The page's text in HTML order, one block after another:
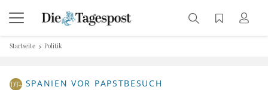
Startseite Politik
SPANIEN VOR PAPSTBESUCH